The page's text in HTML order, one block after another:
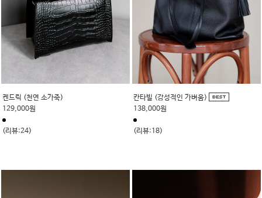
켄드릭 (천연 소가죽)
129,000원
(리뷰:24)
칸타빌 (감성적인 가벼움)
138,000원
(리뷰:18)